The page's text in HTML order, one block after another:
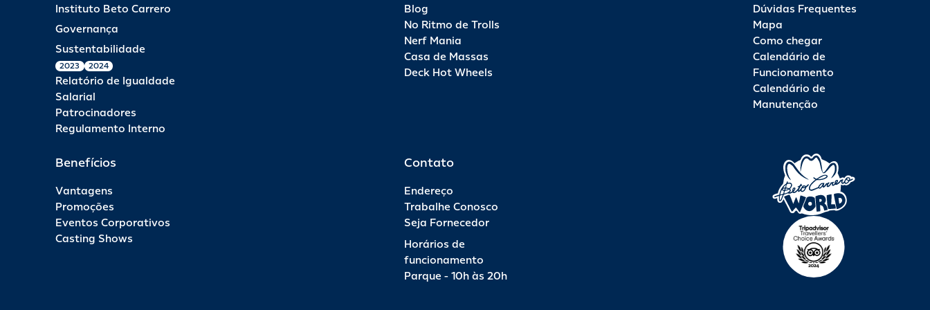
Instituto Beto Carrero
Governança
Sustentabilidade
2023 2024
Relatório de Igualdade
Salarial
Patrocinadores
Regulamento Interno
Blog
No Ritmo de Trolls
Nerf Mania
Casa de Massas
Deck Hot Wheels
Dúvidas Frequentes
Mapa
Como chegar
Calendário de
Funcionamento
Calendário de
Manutenção
Benefícios
Vantagens
Promoções
Eventos Corporativos
Casting Shows
Contato
Endereço
Trabalhe Conosco
Seja Fornecedor
Horários de
funcionamento
Parque - 10h às 20h